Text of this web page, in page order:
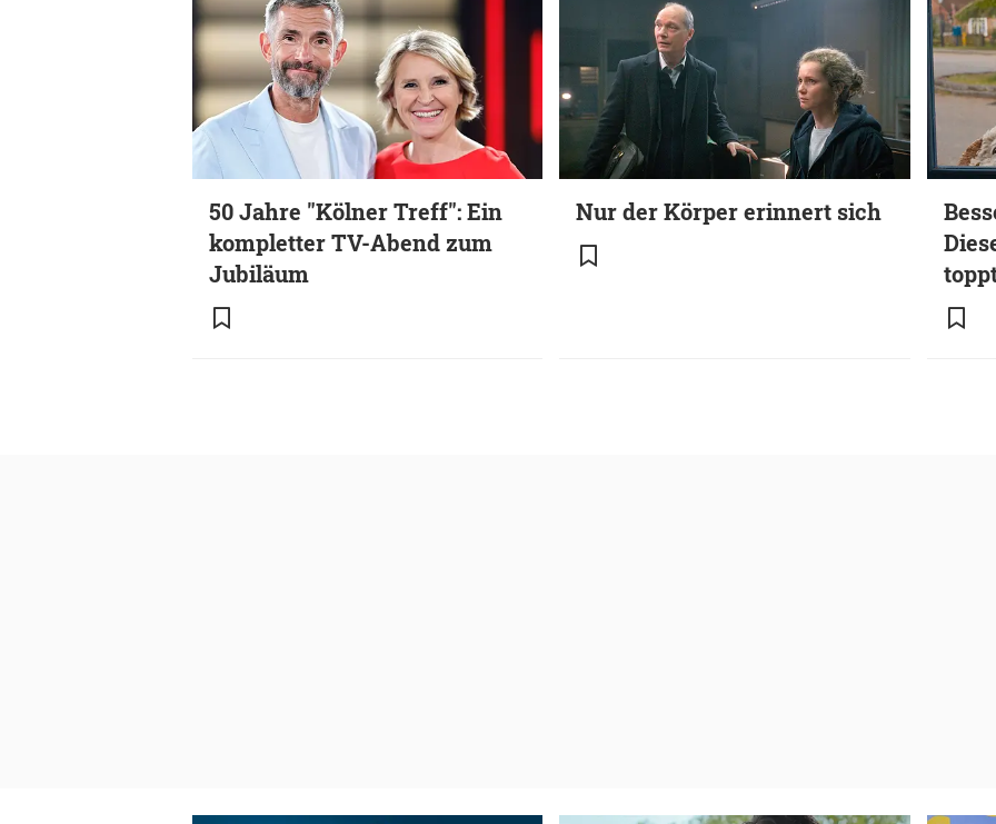
50 Jahre "Kölner Treff": Ein
kompletter TV-Abend zum
Jubiläum
Nur der Körper erinnert sich